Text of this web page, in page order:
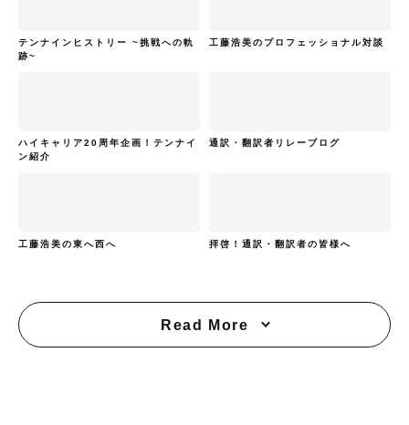
テンナインヒストリー ~挑戦への軌
跡~
工藤浩美のプロフェッショナル対談
ハイキャリア20周年企画！テンナイ
ン紹介
通訳・翻訳者リレーブログ
工藤浩美の東へ西へ 拝啓！通訳・翻訳者の皆様へ
Read More